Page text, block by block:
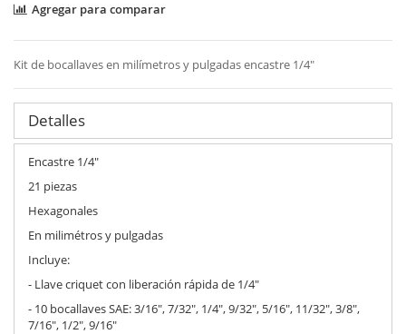
Agregar para comparar
Kit de bocallaves en milímetros y pulgadas encastre 1/4"
Detalles
Encastre 1/4"
21 piezas
Hexagonales
En milimétros y pulgadas
Incluye:
- Llave criquet con liberación rápida de 1/4"
- 10 bocallaves SAE: 3/16", 7/32", 1/4", 9/32", 5/16", 11/32", 3/8",
7/16", 1/2", 9/16"